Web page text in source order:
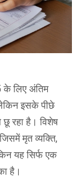
के लिए अंतिम
इसके पीछे
छू रहा है। विशेष
मृत व्यक्ति,
यह सिर्फ एक
है।